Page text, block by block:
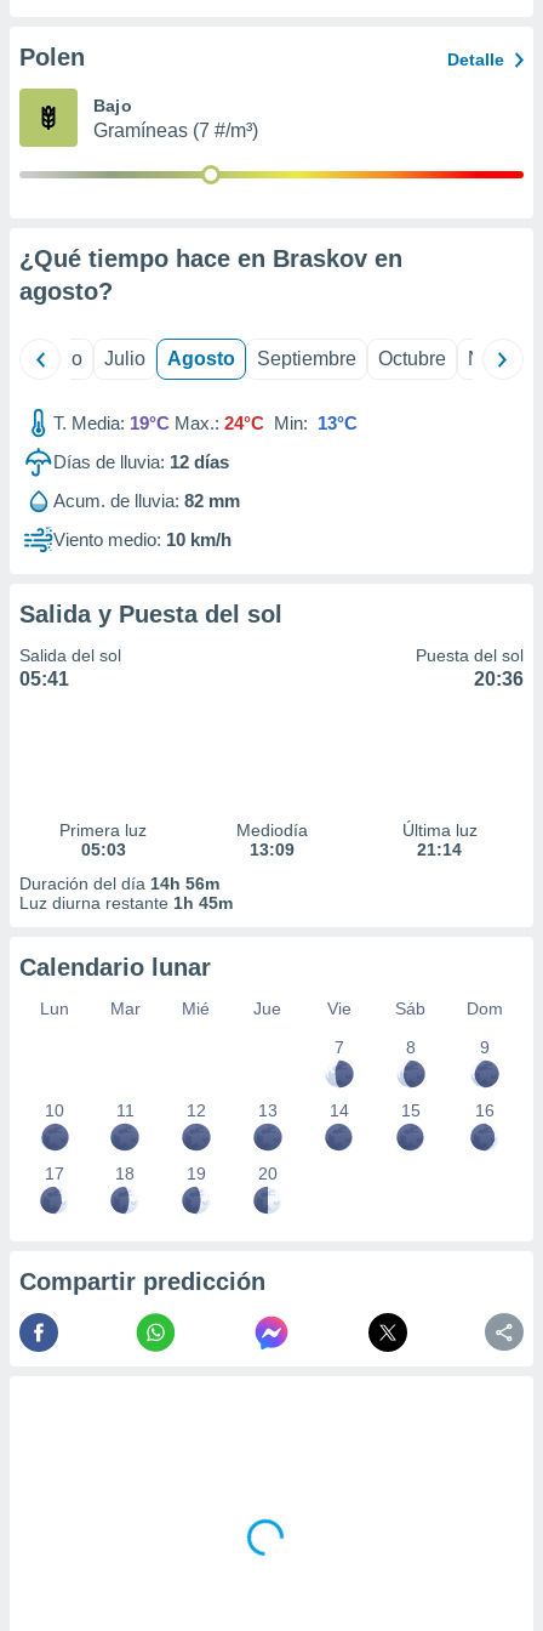
e
mediante
de
1199
Polen Detalle
Bajo
Gramíneas (7 #/m³)
¿Qué tiempo hace en Braskov en
agosto?
Junio Julio Agosto Septiembre Octubre
T. Media: 19°C Max.: 24°C Min: 13°C
Días de lluvia: 12 días
Acum. de lluvia: 82 mm
Viento medio: 10 km/h
Salida y Puesta del sol
Salida del sol
05:41
Puesta del sol
20:36
Primera luz
05:03
Mediodía
13:09
Última luz
21:14
Duración del día 14h 56m
Luz diurna restante 1h 45m
Calendario lunar
Lun Mar Mié Jue Vie Sáb
Dom
7
8 9
10 11 12 13 14 15 16
17 18 19 20
Compartir predicción